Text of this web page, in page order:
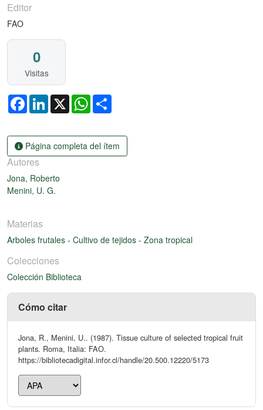
Editor
FAO
0
Visitas
FacebookLinkedIn
X WhatsApp
Página completa del ítem
Autores
Jona, Roberto
Menini, U. G.
Materias
Arboles frutales - Cultivo de tejidos - Zona tropical
Colecciones
Colección Biblioteca
Cómo citar
Jona, R., Menini, U.. (1987). Tissue culture of selected tropical fruit
plants. Roma, Italia: FAO.
https://bibliotecadigital.infor.cl/handle/20.500.12220/5173